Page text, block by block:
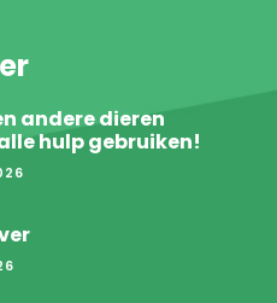
andere dieren
hulp gebruiken!